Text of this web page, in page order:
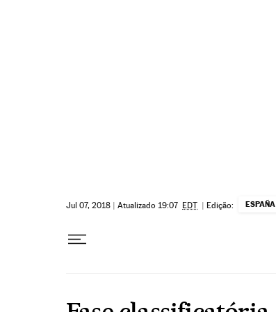
Jul 07, 2018 | Atualizado 19:07 EDT | Edição: ESPAÑA